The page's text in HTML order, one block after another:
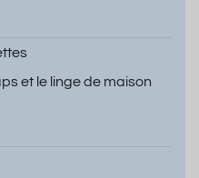
et le linge de maison